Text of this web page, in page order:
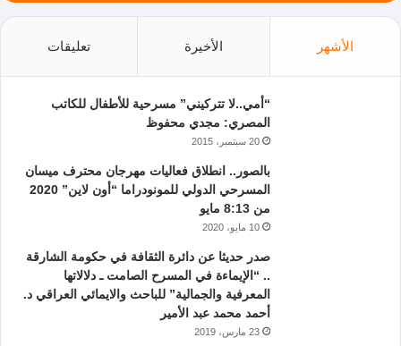
الأشهر الأخيرة تعليقات
“أمي..لا تتركيني” مسرحية للأطفال للكاتب
المصري: مجدي محفوظ
20 سبتمبر، 2015
بالصور.. انطلاق فعاليات مهرجان محترف ميسان
المسرحي الدولي للمونودراما “أون لاين” 2020
من 8:13 مايو
10 مايو، 2020
صدر حديثا عن دائرة الثقافة في حكومة الشارقة
.. “الإيماءة في المسرح الصامت ـ دلالاتها
المعرفية والجمالية” للباحث والايمائي العراقي د.
أحمد محمد عبد الأمير
23 مارس، 2019